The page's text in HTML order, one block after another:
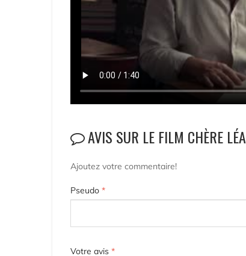
AVIS SUR LE FILM CHÈRE LÉA
Ajoutez votre commentaire!
Pseudo *
Votre avis *